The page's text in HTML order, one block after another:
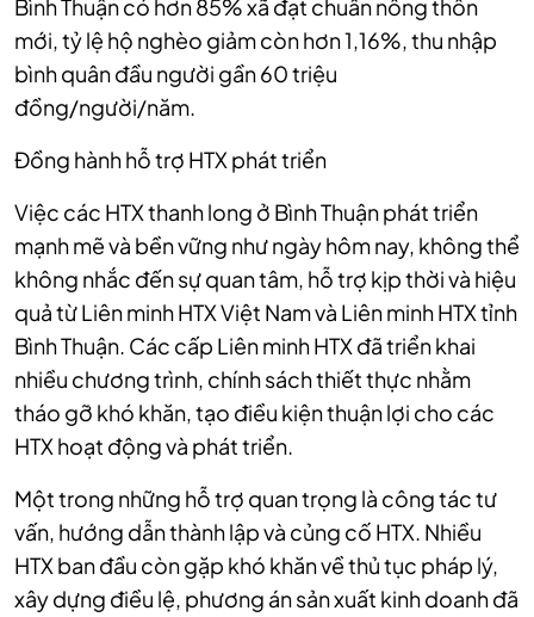
Bình Thuận có hơn 85% xã đạt chuẩn nông thôn
mới, tỷ lệ hộ nghèo giảm còn hơn 1,16%, thu nhập
bình quân đầu người gần 60 triệu
đồng/người/năm.
Đồng hành hỗ trợ HTX phát triển
Việc các HTX thanh long ở Bình Thuận phát triển
mạnh mẽ và bền vững như ngày hôm nay, không thể
không nhắc đến sự quan tâm, hỗ trợ kịp thời và hiệu
quả từ Liên minh HTX Việt Nam và Liên minh HTX tỉnh
Bình Thuận. Các cấp Liên minh HTX đã triển khai
nhiều chương trình, chính sách thiết thực nhằm
tháo gỡ khó khăn, tạo điều kiện thuận lợi cho các
HTX hoạt động và phát triển.
Một trong những hỗ trợ quan trọng là công tác tư
vấn, hướng dẫn thành lập và củng cố HTX. Nhiều
HTX ban đầu còn gặp khó khăn về thủ tục pháp lý,
xây dựng điều lệ, phương án sản xuất kinh doanh đã